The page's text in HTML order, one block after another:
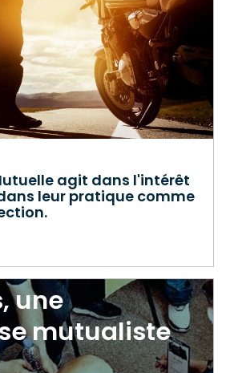
agit dans l'intérêt
leur pratique comme
des
une
mutualiste